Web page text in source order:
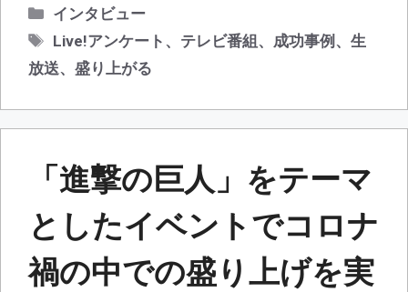
カ
テ
ゴ
リ
インタビュー
タ
グ
Live!アンケート 、 テレビ番組 、 成功事例 、生
放送、 盛り上がる
「進撃の巨人」をテーマ
としたイベントでコロナ
禍の中での盛り上げを実